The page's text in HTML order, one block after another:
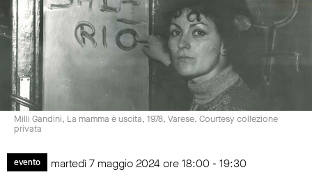
Milli Gandini, La mamma è uscita, 1978, Varese. Courtesy collezione
privata
evento martedì 7 maggio 2024 ore 18:00 - 19:30